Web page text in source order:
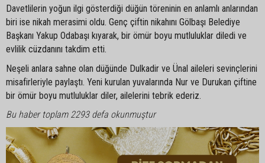
Davetlilerin yoğun ilgi gösterdiği düğün töreninin en anlamlı anlarından
biri ise nikah merasimi oldu. Genç çiftin nikahını Gölbaşı Belediye
Başkanı Yakup Odabaşı kıyarak, bir ömür boyu mutluluklar diledi ve
evlilik cüzdanını takdim etti.
Neşeli anlara sahne olan düğünde Dulkadir ve Ünal aileleri sevinçlerini
misafirleriyle paylaştı. Yeni kurulan yuvalarında Nur ve Durukan çiftine
bir ömür boyu mutluluklar diler, ailelerini tebrik ederiz.
Bu haber toplam 2293 defa okunmuştur